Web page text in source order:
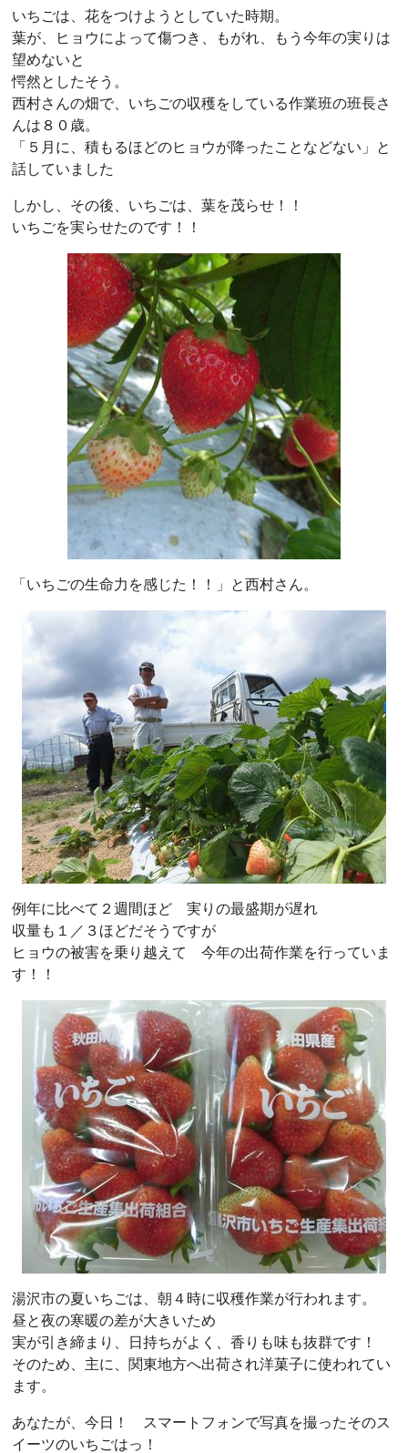
いちごは、花をつけようとしていた時期。
葉が、ヒョウによって傷つき、もがれ、もう今年の実りは
望めないと
愕然としたそう。
西村さんの畑で、いちごの収穫をしている作業班の班長さ
んは８０歳。
「５月に、積もるほどのヒョウが降ったことなどない」と
話していました
しかし、その後、いちごは、葉を茂らせ！！
いちごを実らせたのです！！
「いちごの生命力を感じた！！」と西村さん。
例年に比べて２週間ほど 実りの最盛期が遅れ
収量も１／３ほどだそうですが
ヒョウの被害を乗り越えて 今年の出荷作業を行っていま
す！！
湯沢市の夏いちごは、朝４時に収穫作業が行われます。
昼と夜の寒暖の差が大きいため
実が引き締まり、日持ちがよく、香りも味も抜群です！
そのため、主に、関東地方へ出荷され洋菓子に使われてい
ます。
あなたが、今日！ スマートフォンで写真を撮ったそのス
イーツのいちごはっ！